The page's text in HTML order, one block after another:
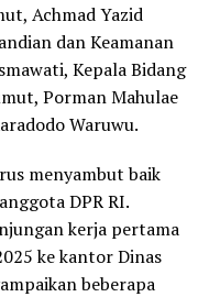
Achmad Yazid
dan Keamanan
Kepala Bidang
Porman Mahulae
Waruwu.
menyambut baik
DPR RI.
kerja pertama
ke kantor Dinas
beberapa